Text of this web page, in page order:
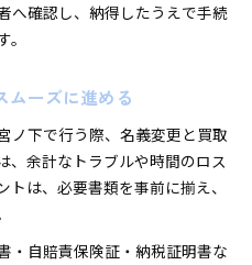
へ確認し、納得したうえで手続
ムーズに進める
ノ下で行う際、名義変更と買取
、余計なトラブルや時間のロス
は、必要書類を事前に揃え、
・自賠責保険証・納税証明書な